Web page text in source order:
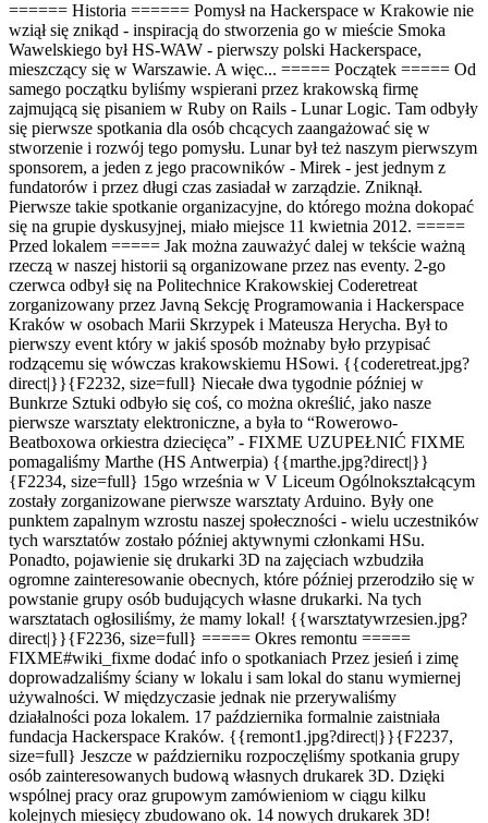
====== Historia ====== Pomysł na Hackerspace w Krakowie nie
wziął się znikąd - inspiracją do stworzenia go w mieście Smoka
Wawelskiego był HS-WAW - pierwszy polski Hackerspace,
mieszczący się w Warszawie. A więc... ===== Początek ===== Od
samego początku byliśmy wspierani przez krakowską firmę
zajmującą się pisaniem w Ruby on Rails - Lunar Logic. Tam odbyły
się pierwsze spotkania dla osób chcących zaangażować się w
stworzenie i rozwój tego pomysłu. Lunar był też naszym pierwszym
sponsorem, a jeden z jego pracowników - Mirek - jest jednym z
fundatorów i przez długi czas zasiadał w zarządzie. Zniknął.
Pierwsze takie spotkanie organizacyjne, do którego można dokopać
się na grupie dyskusyjnej, miało miejsce 11 kwietnia 2012. =====
Przed lokalem ===== Jak można zauważyć dalej w tekście ważną
rzeczą w naszej historii są organizowane przez nas eventy. 2-go
czerwca odbył się na Politechnice Krakowskiej Coderetreat
zorganizowany przez Javną Sekcję Programowania i Hackerspace
Kraków w osobach Marii Skrzypek i Mateusza Herycha. Był to
pierwszy event który w jakiś sposób możnaby było przypisać
rodzącemu się wówczas krakowskiemu HSowi. {{coderetreat.jpg?
direct|}}{F2232, size=full} Niecałe dwa tygodnie później w
Bunkrze Sztuki odbyło się coś, co można określić, jako nasze
pierwsze warsztaty elektroniczne, a była to “Rowerowo-
Beatboxowa orkiestra dziecięca” - FIXME UZUPEŁNIĆ FIXME
pomagaliśmy Marthe (HS Antwerpia) {{marthe.jpg?direct|}}
{F2234, size=full} 15go września w V Liceum Ogólnokształcącym
zostały zorganizowane pierwsze warsztaty Arduino. Były one
punktem zapalnym wzrostu naszej społeczności - wielu uczestników
tych warsztatów zostało później aktywnymi członkami HSu.
Ponadto, pojawienie się drukarki 3D na zajęciach wzbudziła
ogromne zainteresowanie obecnych, które później przerodziło się w
powstanie grupy osób budujących własne drukarki. Na tych
warsztatach ogłosiliśmy, że mamy lokal! {{warsztatywrzesien.jpg?
direct|}}{F2236, size=full} ===== Okres remontu =====
FIXME#wiki_fixme dodać info o spotkaniach Przez jesień i zimę
doprowadzaliśmy ściany w lokalu i sam lokal do stanu wymiernej
używalności. W międzyczasie jednak nie przerywaliśmy
działalności poza lokalem. 17 października formalnie zaistniała
fundacja Hackerspace Kraków. {{remont1.jpg?direct|}}{F2237,
size=full} Jeszcze w październiku rozpoczęliśmy spotkania grupy
osób zainteresowanych budową własnych drukarek 3D. Dzięki
wspólnej pracy oraz grupowym zamówieniom w ciągu kilku
kolejnych miesięcy zbudowano ok. 14 nowych drukarek 3D!